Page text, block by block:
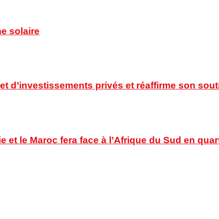
solaire
d’investissements privés et réaffirme son
et le Maroc fera face à l’Afrique du Sud en